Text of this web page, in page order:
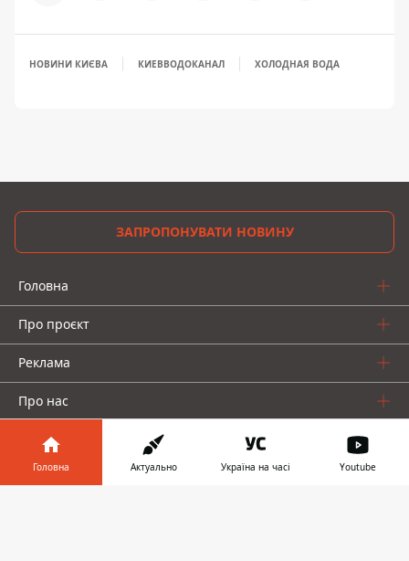
НОВИНИ КИЄВА КИЕВВОДОКАНАЛ ХОЛОДНАЯ ВОДА
ЗАПРОПОНУВАТИ НОВИНУ
Головна
Про проєкт
Реклама
Про нас
Головна Актуально Україна на часі Youtube